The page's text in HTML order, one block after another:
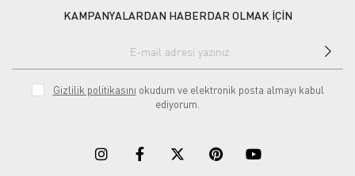
KAMPANYALARDAN HABERDAR OLMAK İÇİN
Gizlilik politikasını okudum ve elektronik posta almayı kabul
ediyorum.